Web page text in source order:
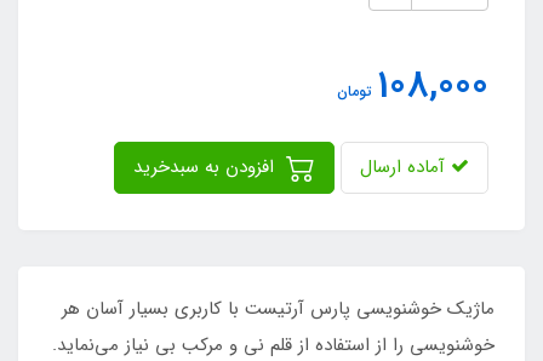
108,000 تومان
آماده ارسال
ماژیک خوشنویسی پارس آرتیست با کاربری بسیار آسان هر
خوشنویسی را از استفاده از قلم نی و مرکب بی نیاز می‌نماید.